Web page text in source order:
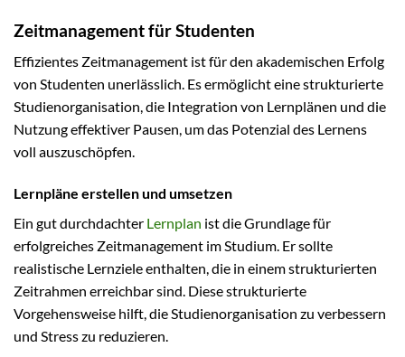
Zeitmanagement für Studenten
Effizientes Zeitmanagement ist für den akademischen Erfolg
von Studenten unerlässlich. Es ermöglicht eine strukturierte
Studienorganisation, die Integration von Lernplänen und die
Nutzung effektiver Pausen, um das Potenzial des Lernens
voll auszuschöpfen.
Lernpläne erstellen und umsetzen
Ein gut durchdachter Lernplan ist die Grundlage für
erfolgreiches Zeitmanagement im Studium. Er sollte
realistische Lernziele enthalten, die in einem strukturierten
Zeitrahmen erreichbar sind. Diese strukturierte
Vorgehensweise hilft, die Studienorganisation zu verbessern
und Stress zu reduzieren.